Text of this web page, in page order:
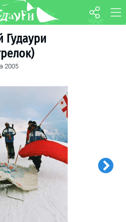
Гудаури
2005
КАРТА
канал